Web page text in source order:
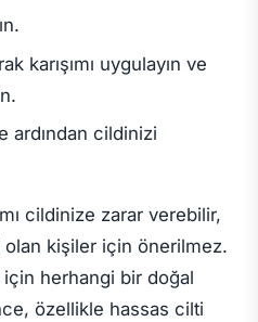
karışımı uygulayın ve
ardından cildinizi
cildinize zarar verebilir,
kişiler için önerilmez.
herhangi bir doğal
özellikle hassas cilti